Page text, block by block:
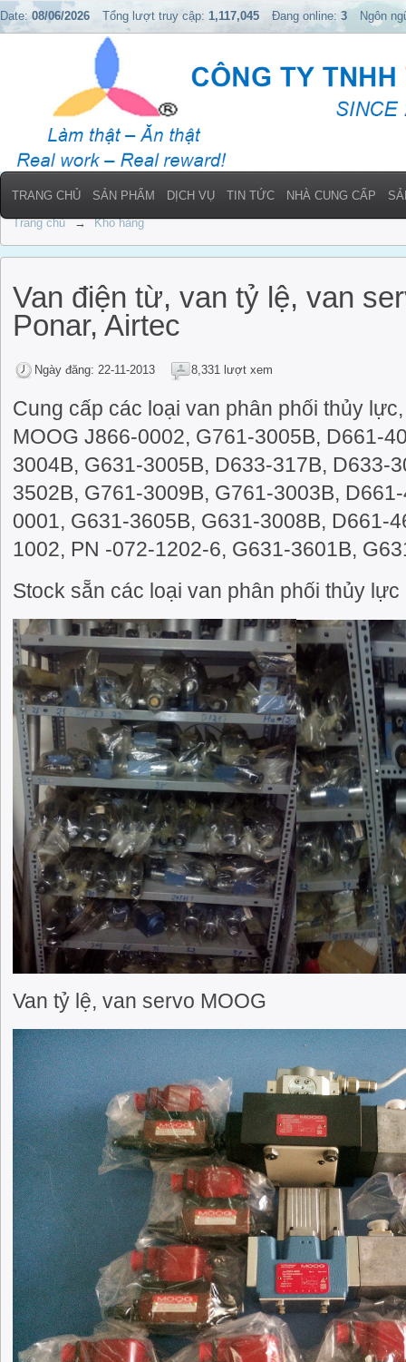
Van điện từ, van tỷ lệ, van
Ponar, Airtec
Ngày đăng: 22-11-2013 8,331 lượt xem
Cung cấp các loại van phân phối thủy
MOOG J866-0002, G761-3005B, D661-
3004B, G631-3005B, D633-317B, D633-
3502B, G761-3009B, G761-3003B,
0001, G631-3605B, G631-3008B, D661-
1002, PN -072-1202-6, G631-3601B,
Stock sẵn các loại van phân phối thủy lực
Van tỷ lệ, van servo MOOG
Trang chủ → Kho hàng
Date: 08/06/2026 Tổng lượt truy cập: 1,117,045 Đang online: 3 Ngôn
TRANG CHỦ SẢN PHẨM DỊCH VỤ TIN TỨC NHÀ CUNG CẤP